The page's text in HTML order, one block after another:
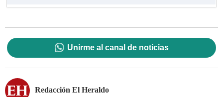
Unirme al canal de noticias
Redacción El Heraldo